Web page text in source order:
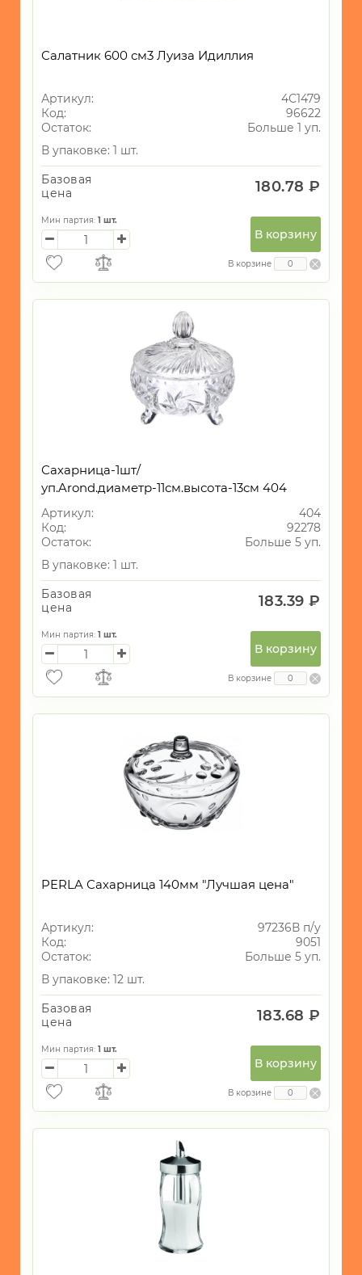
Салатник 600 см3 Луиза Идиллия
Артикул:
4С1479
Код:
96622
Остаток:
Больше 1 уп.
В упаковке: 1 шт.
Базовая
цена
180.78 ₽
Мин партия: 1 шт.
В корзину
В корзине
Сахарница-1шт/
уп.Arond.диаметр-11см.высота-13см 404
Артикул:
404
Код:
92278
Остаток:
Больше 5 уп.
В упаковке: 1 шт.
Базовая
цена
183.39 ₽
Мин партия: 1 шт.
В корзину
В корзине
PERLA Сахарница 140мм "Лучшая цена"
Артикул:
97236В п/у
Код:
9051
Остаток:
Больше 5 уп.
В упаковке: 12 шт.
Базовая
цена
183.68 ₽
Мин партия: 1 шт.
В корзину
В корзине